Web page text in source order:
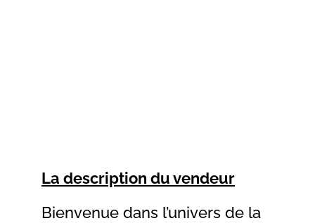
La description du vendeur
Bienvenue dans l’univers de la